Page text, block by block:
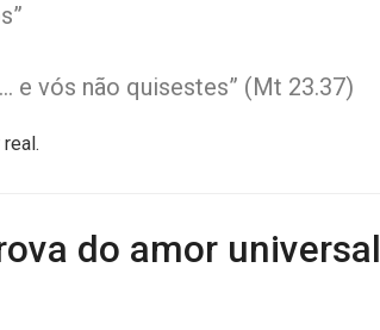
e vós não quisestes” (Mt 23.37)
do amor universal